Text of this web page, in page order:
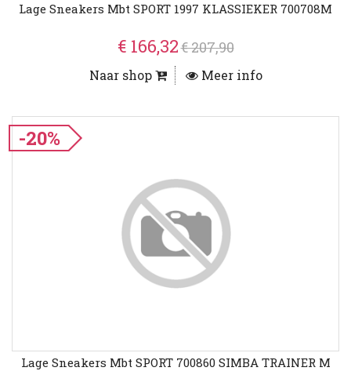
Lage Sneakers Mbt SPORT 1997 KLASSIEKER 700708M
€ 166,32€ 207,90
Naar shop Meer info
-20%
Lage Sneakers Mbt SPORT 700860 SIMBA TRAINER M